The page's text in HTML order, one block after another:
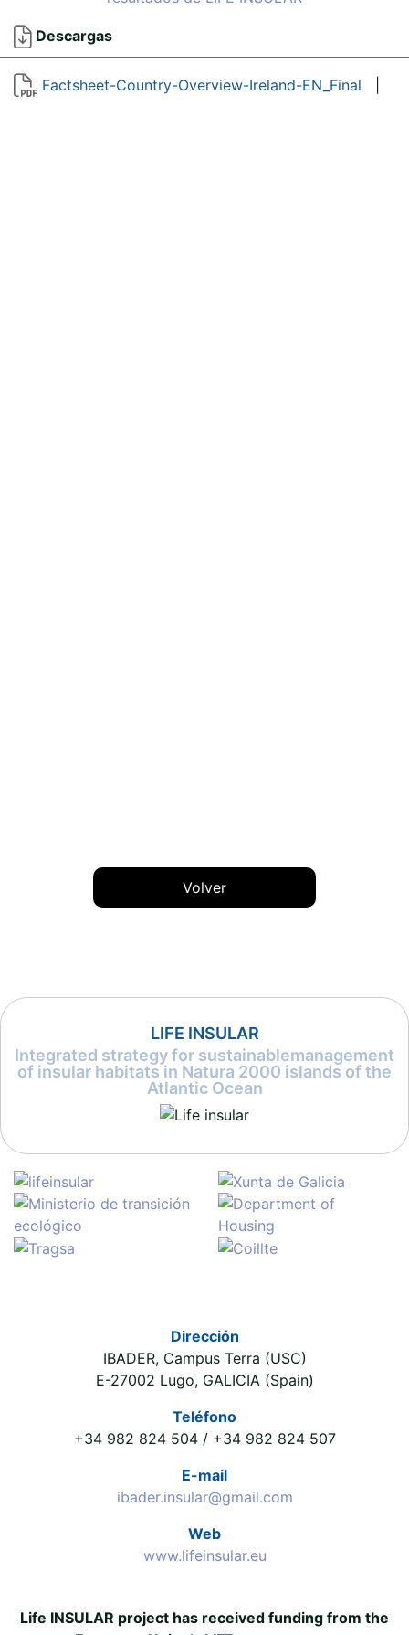
Descargas
Factsheet-Country-Overview-Ireland-EN_Final
Volver
LIFE INSULAR
Integrated strategy for sustainablemanagement
of insular habitats in Natura 2000 islands of the
Atlantic Ocean
Dirección
IBADER, Campus Terra (USC)
E-27002 Lugo, GALICIA (Spain)
Teléfono
+34 982 824 504 / +34 982 824 507
E-mail
ibader.insular@gmail.com
Web
www.lifeinsular.eu
Life INSULAR project has received funding from the